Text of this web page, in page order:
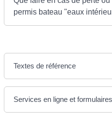
permis bateau "eaux
Textes de référence
Services en ligne et formulaires